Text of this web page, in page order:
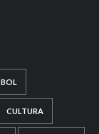
CULTURA